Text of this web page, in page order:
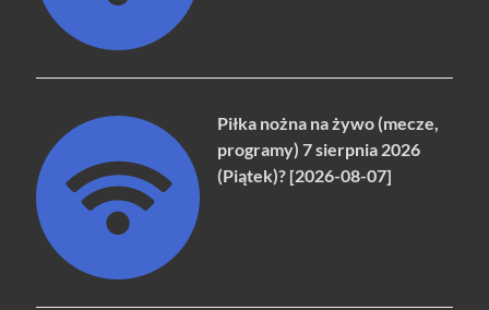
Piłka nożna na żywo (mecze,
programy) 7 sierpnia 2026
(Piątek)? [2026-08-07]